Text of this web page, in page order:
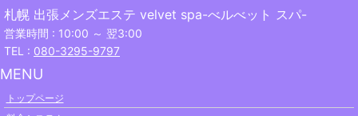
札幌 出張メンズエステ velvet spa-べルべット スパ-
営業時間 : 10:00 ～ 翌3:00
TEL : 080-3295-9797
MENU
トップページ